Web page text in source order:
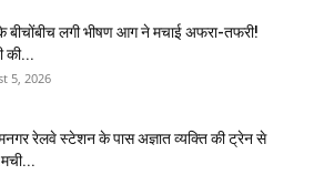
बीचोंबीच लगी भीषण आग ने मचाई अफरा-तफरी!
की...
5, 2026
रेलवे स्टेशन के पास अज्ञात व्यक्ति की ट्रेन से